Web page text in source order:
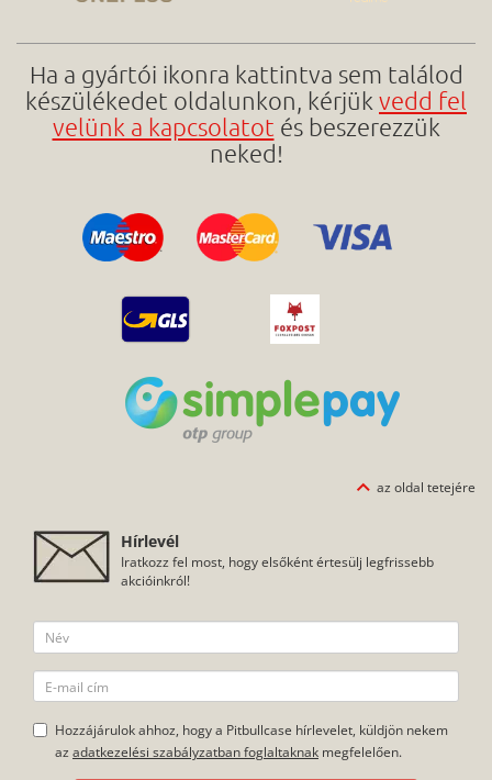
Ha a gyártói ikonra kattintva sem találod
készülékedet oldalunkon, kérjük vedd fel
velünk a kapcsolatot és beszerezzük
neked!
az oldal tetejére
Hírlevél
Iratkozz fel most, hogy elsőként értesülj legfrissebb
akcióinkról!
Hozzájárulok ahhoz, hogy a Pitbullcase hírlevelet, küldjön nekem
az adatkezelési szabályzatban foglaltaknak megfelelően.